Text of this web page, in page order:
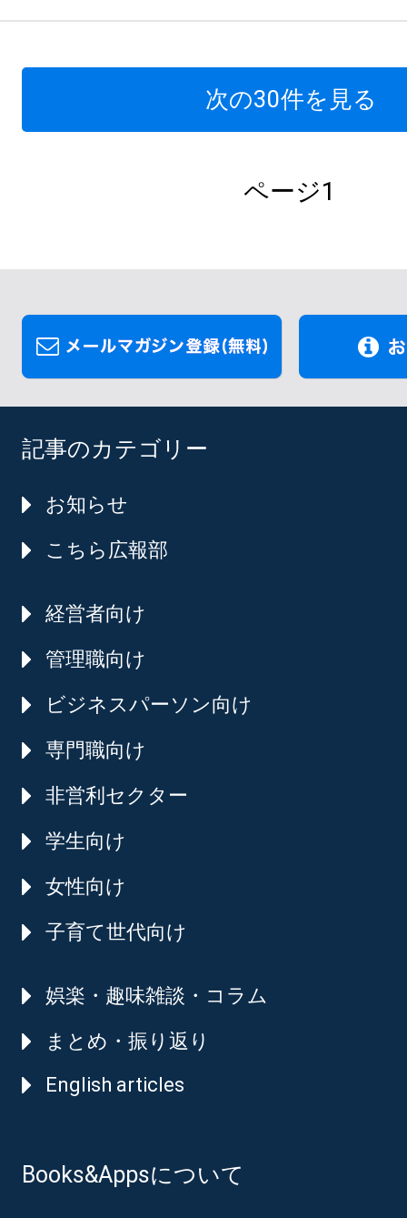
次の30件を見る
ページ1
記事のカテゴリー
お知らせ
こちら広報部
経営者向け
管理職向け
ビジネスパーソン向け
専門職向け
非営利セクター
学生向け
女性向け
子育て世代向け
娯楽・趣味雑談・コラム
まとめ・振り返り
English articles
Books&Appsについて